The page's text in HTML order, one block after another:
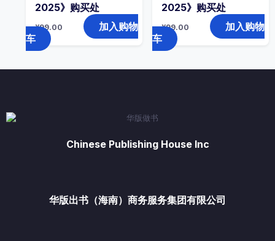
2025》购买处
¥99.00
加入购物
车
2025》购买处
¥99.00
加入购物
车
Chinese Publishing House Inc
华版出书（海南）商务服务集团有限公司